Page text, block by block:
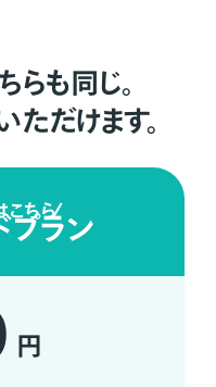
も同じ。
だけます。
こちら
プラン
円